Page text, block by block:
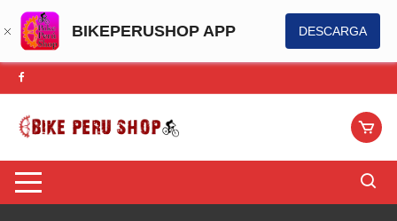
BIKEPERUSHOP APP DESCARGA
Saltar
al
contenido